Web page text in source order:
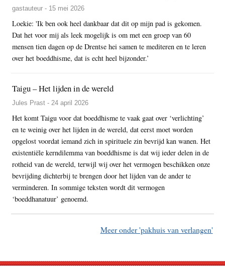
gastauteur - 15 mei 2026
Loekie: 'Ik ben ook heel dankbaar dat dit op mijn pad is gekomen.
Dat het voor mij als leek mogelijk is om met een groep van 60
mensen tien dagen op de Drentse hei samen te mediteren en te leren
over het boeddhisme, dat is echt heel bijzonder.’
Taigu – Het lijden in de wereld
Jules Prast - 24 april 2026
Het komt Taigu voor dat boeddhisme te vaak gaat over ‘verlichting’
en te weinig over het lijden in de wereld, dat eerst moet worden
opgelost voordat iemand zich in spirituele zin bevrijd kan wanen. Het
existentiële kerndilemma van boeddhisme is dat wij ieder delen in de
rotheid van de wereld, terwijl wij over het vermogen beschikken onze
bevrijding dichterbij te brengen door het lijden van de ander te
verminderen. In sommige teksten wordt dit vermogen
‘boeddhanatuur’ genoemd.
Meer onder 'pakhuis van verlangen'